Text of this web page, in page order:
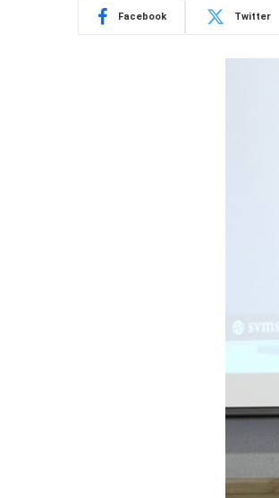
Facebook Twitter